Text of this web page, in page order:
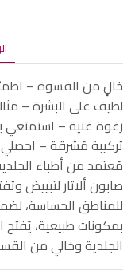
خالٍ من القسوة –
لطيف على البشرة –
رغوة غنية – استمتعي
تركيبة مُشرقة –
مُعتمد من أطباء
للمناطق الحساسة،
بمكونات طبيعية،
الجلدية وخالي من